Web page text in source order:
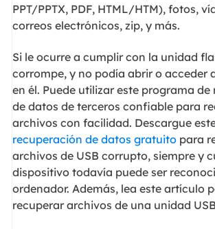
PPT/PPTX, PDF, HTML/HTM), fotos,
correos electrónicos, zip, y más.
Si le ocurre a cumplir con la unidad
corrompe, y no podía abrir o acceder
en él. Puede utilizar este programa de
de datos de terceros confiable para
archivos con facilidad. Descargue
recuperación de datos gratuitopara
archivos de USB corrupto, siempre y
dispositivo todavía puede ser
ordenador. Además, lea este artículo
recuperar archivos de una unidad